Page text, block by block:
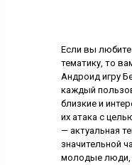
Если вы
тематику, то
Андроид игру
каждый
близкие и
их атака с
— актуальная
значительной
молодые люди,